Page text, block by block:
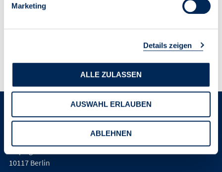
Marketing
Details zeigen
ALLE ZULASSEN
AUSWAHL ERLAUBEN
ABLEHNEN
Verband der Immobilienverwalter
Deutschland e. V. (VDIV Deutschland)
10117 Berlin